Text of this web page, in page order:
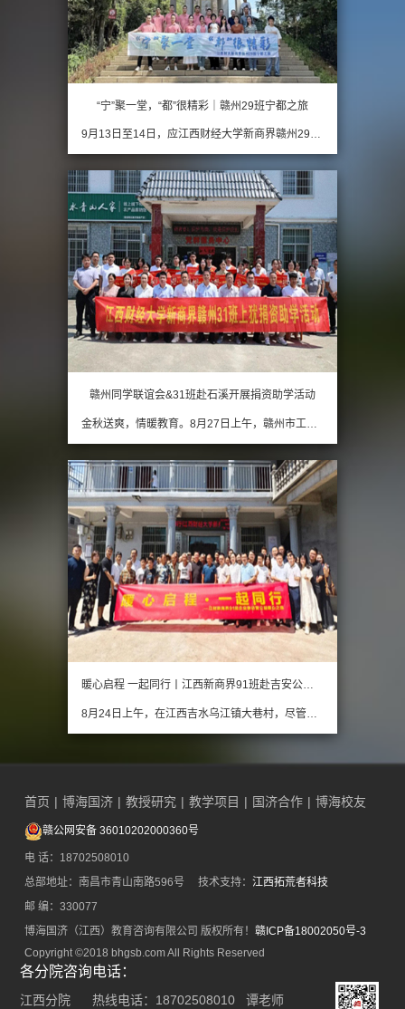
“宁”聚一堂，“都”很精彩｜赣州29班宁都之旅
9月13日至14日，应江西财经大学新商界赣州29班四位宁都籍同学——黄楚壹、魏尖龙、赖文兵、巫心灵的盛情邀请，在班委的精心组织和安排下，近30名同学及家属共赴宁都，开展了一场集企业参访、文旅体验与情感交流于一体的班级活动。江西财大工商管理学院EDP中心赣州教学点主…
赣州同学联谊会&31班赴石溪开展捐资助学活动
金秋送爽，情暖教育。8月27日上午，赣州市工商联携江西财经大学新商界高级管理研修班赣州31班、赣州市江西财大EMBA同学联谊会在上犹县营前镇石溪村村委会联合举行捐资助学仪式，为当地学子送去金秋关怀。市工商联党组成员、副主席徐永涛，上犹县营前镇党委书记曾德坤，赣…
暖心启程 一起同行丨江西新商界91班赴吉安公益爱心捐赠活动
8月24日上午，在江西吉水乌江镇大巷村，尽管暑气逼人，但江西财经大学新商界91班“暖心启程，一起同行”公益捐赠活动仍在炎炎夏日为大巷村带来了一丝沁人心脾的清凉。 本次活动得到了全班师生的积极响应，25位师生作为班级代表，暂放手头工作，来到这座静谧但富有历史底…
首页 | 博海国济 | 教授研究 | 教学项目 | 国济合作 | 博海校友
赣公网安备 36010202000360号
电 话：18702508010
总部地址：南昌市青山南路596号 技术支持：江西拓荒者科技
邮 编：330077
博海国济（江西）教育咨询有限公司 版权所有！赣ICP备18002050号-3
Copyright ©2018 bhgsb.com All Rights Reserved
各分院咨询电话：
江西分院 热线电话：18702508010 谭老师